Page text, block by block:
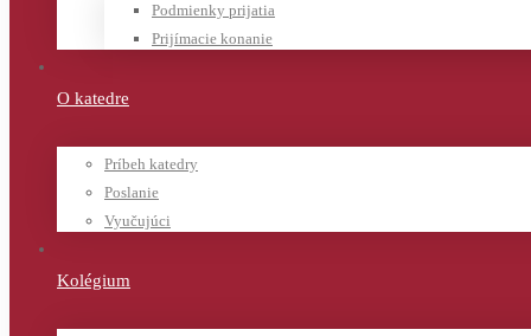
Podmienky prijatia
Prijímacie konanie
O katedre
Príbeh katedry
Poslanie
Vyučujúci
Kolégium